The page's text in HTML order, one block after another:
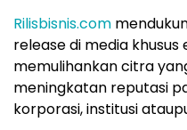
Rilisbisnis.com
release di media
memulihankan citra
meningkatan reputasi
korporasi, institusi